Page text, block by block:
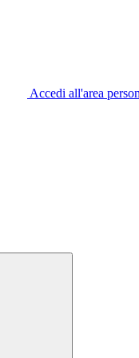
Accedi all'area